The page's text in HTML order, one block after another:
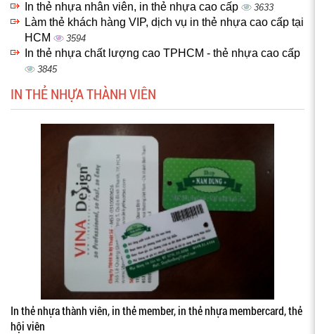
In thẻ nhựa nhân viên, in thẻ nhựa cao cấp 3633
Làm thẻ khách hàng VIP, dịch vụ in thẻ nhựa cao cấp tại
HCM
3594
In thẻ nhựa chất lượng cao TPHCM - thẻ nhựa cao cấp
3845
IN THẺ NHỰA THÀNH VIÊN
In thẻ nhựa thành viên, in thẻ member, in thẻ nhựa membercard, thẻ
hội viên